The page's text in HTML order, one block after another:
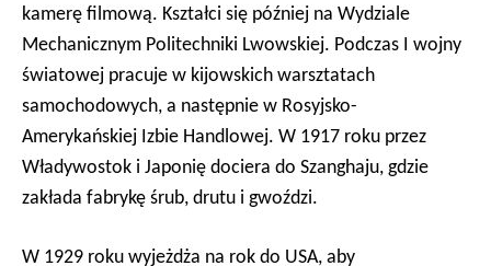
kamerę filmową. Kształci się później na Wydziale
Mechanicznym Politechniki Lwowskiej. Podczas I wojny
światowej pracuje w kijowskich warsztatach
samochodowych, a następnie w Rosyjsko-
Amerykańskiej Izbie Handlowej. W 1917 roku przez
Władywostok i Japonię dociera do Szanghaju, gdzie
zakłada fabrykę śrub, drutu i gwoździ.
W 1929 roku wyjeżdża na rok do USA, aby